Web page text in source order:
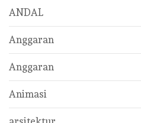
ANDAL
Anggaran
Anggaran
Animasi